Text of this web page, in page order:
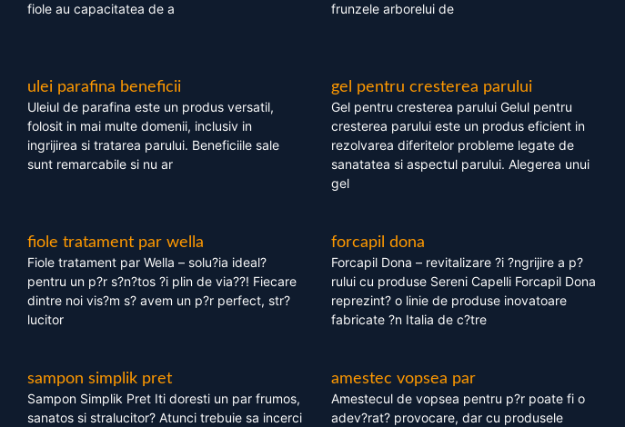
fiole au capacitatea de a
frunzele arborelui de
ulei parafina beneficii
Uleiul de parafina este un produs versatil,
folosit in mai multe domenii, inclusiv in
ingrijirea si tratarea parului. Beneficiile sale
sunt remarcabile si nu ar
gel pentru cresterea parului
Gel pentru cresterea parului Gelul pentru
cresterea parului este un produs eficient in
rezolvarea diferitelor probleme legate de
sanatatea si aspectul parului. Alegerea unui
gel
fiole tratament par wella
Fiole tratament par Wella – solu?ia ideal?
pentru un p?r s?n?tos ?i plin de via??! Fiecare
dintre noi vis?m s? avem un p?r perfect, str?
lucitor
forcapil dona
Forcapil Dona – revitalizare ?i ?ngrijire a p?
rului cu produse Sereni Capelli Forcapil Dona
reprezint? o linie de produse inovatoare
fabricate ?n Italia de c?tre
sampon simplik pret
Sampon Simplik Pret Iti doresti un par frumos,
sanatos si stralucitor? Atunci trebuie sa incerci
amestec vopsea par
Amestecul de vopsea pentru p?r poate fi o
adev?rat? provocare, dar cu produsele